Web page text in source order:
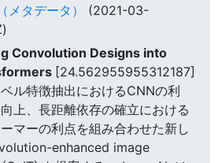
メタデータ）
(2021-03-
Convolution Designs into
[24.562955955312187]
ル特徴抽出におけるCNNの利
上、長距離依存の確立における
マーの利点を組み合わせた新し
enhanced image